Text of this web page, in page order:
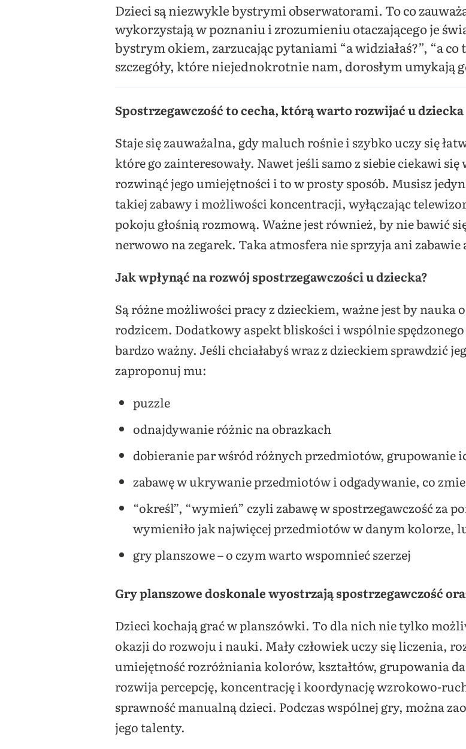
Dzieci są niezwykle bystrymi obserwatorami. To co
wykorzystają w poznaniu i zrozumieniu otaczającego je
bystrym okiem, zarzucając pytaniami “a widziałaś?”, “a co
szczegóły, które niejednokrotnie nam, dorosłym umykają
Spostrzegawczość to cecha, którą warto rozwijać u dziecka
Staje się zauważalna, gdy maluch rośnie i szybko uczy się
które go zainteresowały. Nawet jeśli samo z siebie ciekawi
rozwinąć jego umiejętności i to w prosty sposób. Musisz
takiej zabawy i możliwości koncentracji, wyłączając
pokoju głośnią rozmową. Ważne jest również, by nie bawić
nerwowo na zegarek. Taka atmosfera nie sprzyja ani
Jak wpłynąć na rozwój spostrzegawczości u dziecka?
Są różne możliwości pracy z dzieckiem, ważne jest by nauka
rodzicem. Dodatkowy aspekt bliskości i wspólnie
bardzo ważny. Jeśli chciałabyś wraz z dzieckiem sprawdzić
zaproponuj mu:
puzzle
odnajdywanie różnic na obrazkach
dobieranie par wśród różnych przedmiotów, grupowanie
zabawę w ukrywanie przedmiotów i odgadywanie, co
“określ”, “wymień” czyli zabawę w spostrzegawczość za
wymieniło jak najwięcej przedmiotów w danym kolorze,
gry planszowe – o czym warto wspomnieć szerzej
Gry planszowe doskonale wyostrzają spostrzegawczość
Dzieci kochają grać w planszówki. To dla nich nie tylko
okazji do rozwoju i nauki. Mały człowiek uczy się liczenia,
umiejętność rozróżniania kolorów, kształtów, grupowania
rozwija percepcję, koncentrację i koordynację wzrokowo-
sprawność manualną dzieci. Podczas wspólnej gry, można
jego talenty.